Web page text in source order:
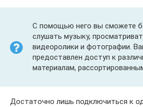
С помощью него вы сможете
слушать музыку,
видеоролики и фотографии.
предоставлен доступ к
материалам,
Достаточно лишь подключиться к